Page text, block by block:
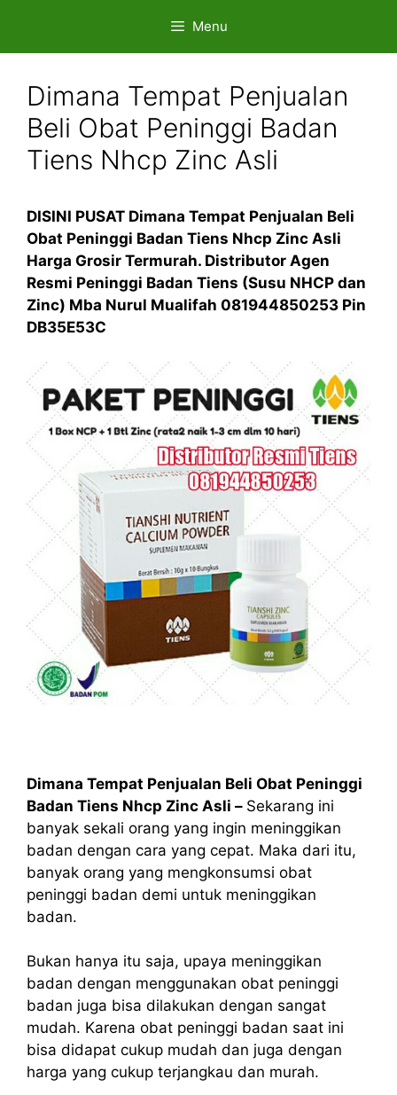
content
Menu
Dimana Tempat Penjualan
Beli Obat Peninggi Badan
Tiens Nhcp Zinc Asli
DISINI PUSAT Dimana Tempat Penjualan Beli
Obat Peninggi Badan Tiens Nhcp Zinc Asli
Harga Grosir Termurah. Distributor Agen
Resmi Peninggi Badan Tiens (Susu NHCP dan
Zinc) Mba Nurul Mualifah 081944850253 Pin
DB35E53C
Dimana Tempat Penjualan Beli Obat Peninggi
Badan Tiens Nhcp Zinc Asli – Sekarang ini
banyak sekali orang yang ingin meninggikan
badan dengan cara yang cepat. Maka dari itu,
banyak orang yang mengkonsumsi obat
peninggi badan demi untuk meninggikan
badan.
Bukan hanya itu saja, upaya meninggikan
badan dengan menggunakan obat peninggi
badan juga bisa dilakukan dengan sangat
mudah. Karena obat peninggi badan saat ini
bisa didapat cukup mudah dan juga dengan
harga yang cukup terjangkau dan murah.